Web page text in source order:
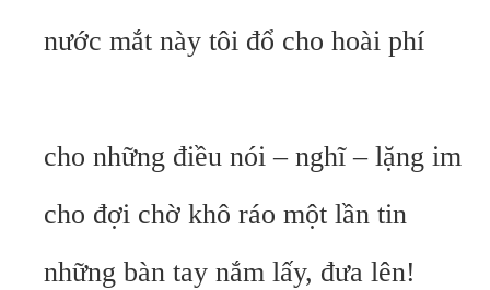
nước mắt này tôi đổ cho hoài phí
cho những điều nói – nghĩ – lặng im
cho đợi chờ khô ráo một lần tin
những bàn tay nắm lấy, đưa lên!